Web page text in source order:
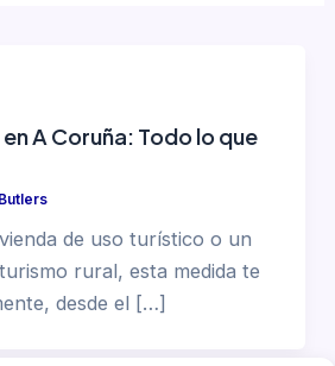
A Coruña: Todo lo que
de uso turístico o un
rural, esta medida te
desde el […]